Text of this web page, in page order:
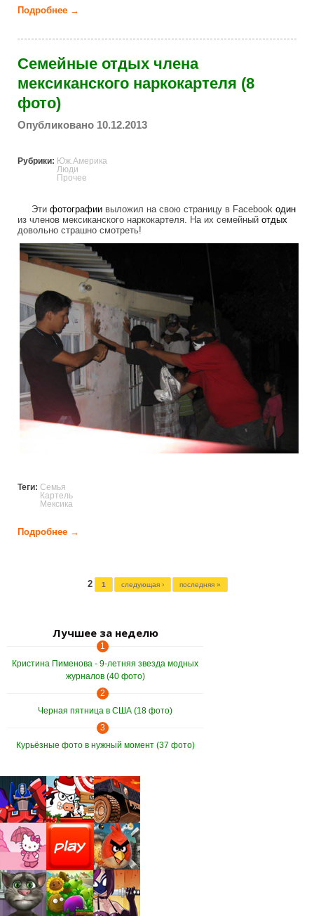
Подробнее →
Семейные отдых члена
мексиканского наркокартеля (8
фото)
Опубликовано 10.12.2013
Рубрики: Юж.Америка
Люди
Прочее
Эти фотографии выложил на свою страницу в Facebook один
из членов мексиканского наркокартеля. На их семейный отдых
довольно страшно смотреть!
Теги: Семья
Картель
Мексика
Подробнее →
Страницы2 1 следующая › последняя »
Лучшее за неделю
1
Кристина Пименова - 9-летняя звезда модных
журналов (40 фото)
2
Черная пятница в США (18 фото)
3
Курьёзные фото в нужный момент (37 фото)